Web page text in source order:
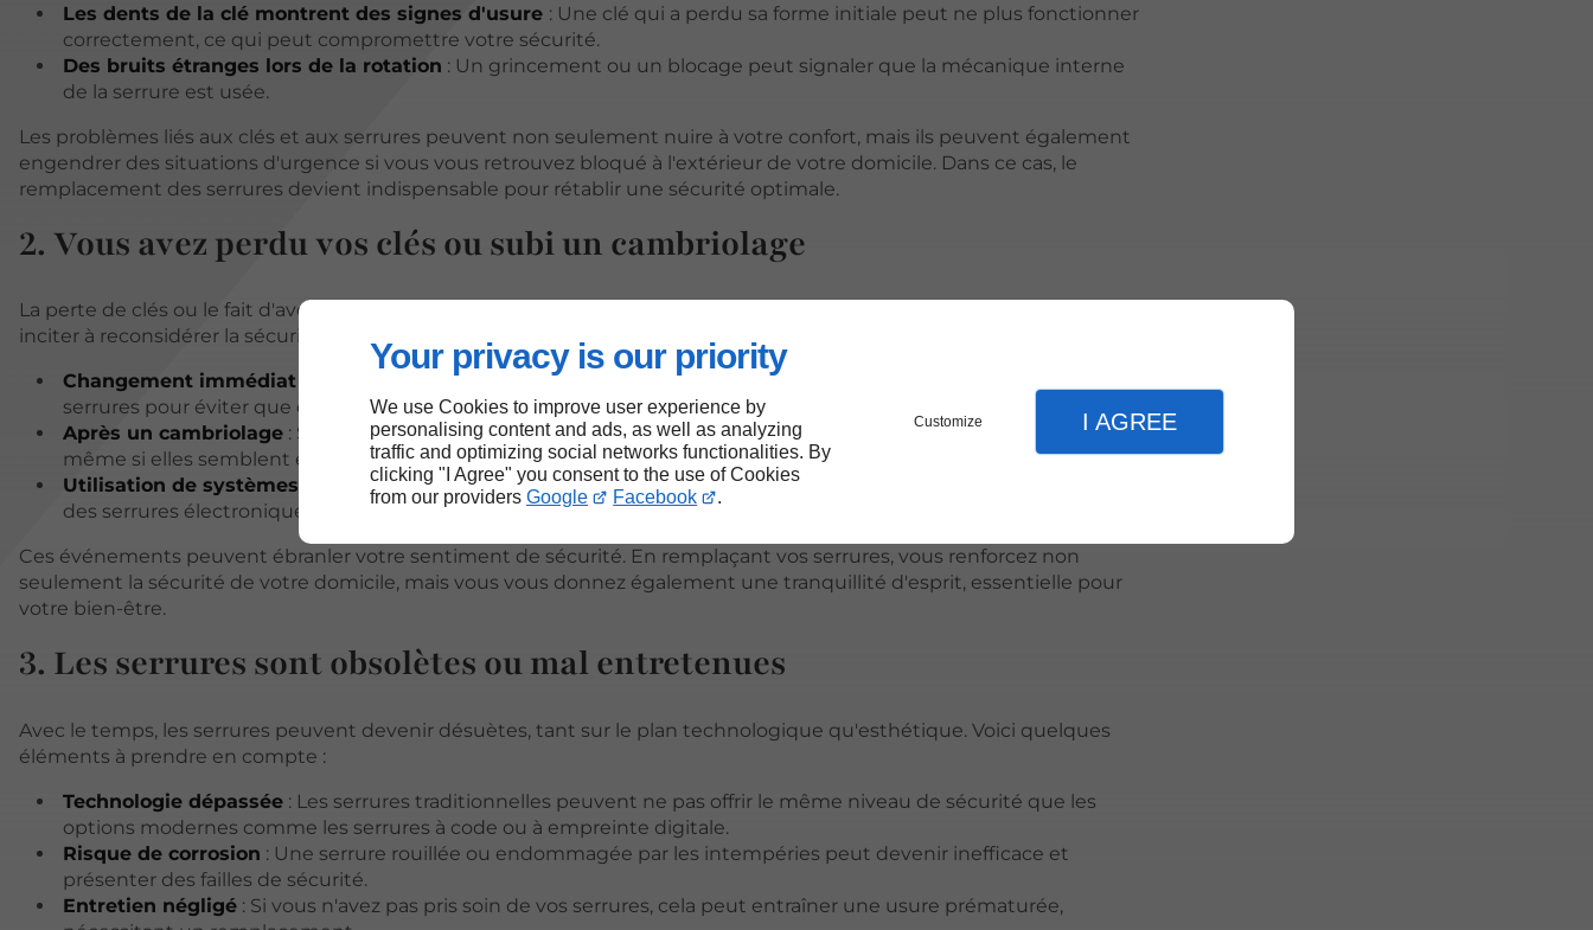
Your privacy is our priority
We use Cookies to improve user experience by
personalising content and ads, as well as analyzing
traffic and optimizing social networks functionalities. By
clicking "I Agree" you consent to the use of Cookies
from our providers Google Facebook .
Customize I AGREE
Les dents de la clé montrent des signes d'usure : Une clé qui a perdu sa forme initiale peut ne plus fonctionner
correctement, ce qui peut compromettre votre sécurité.
Des bruits étranges lors de la rotation : Un grincement ou un blocage peut signaler que la mécanique interne
de la serrure est usée.
Les problèmes liés aux clés et aux serrures peuvent non seulement nuire à votre confort, mais ils peuvent également
engendrer des situations d'urgence si vous vous retrouvez bloqué à l'extérieur de votre domicile. Dans ce cas, le
remplacement des serrures devient indispensable pour rétablir une sécurité optimale.
2. Vous avez perdu vos clés ou subi un cambriolage
La perte de clés ou le fait d'avoir été victime d'un cambriolage sont des événements traumatisants qui peuvent vous
inciter à reconsidérer la sécurité de votre domicile. Voici quelques points à évaluer dans ces situations :
Changement immédiat après une perte : Si vous perdez vos clés, il est fortement recommandé de changer les
serrures pour éviter que quelqu'un d'autre ne puisse accéder à votre maison.
Après un cambriolage : Si votre domicile a été cambriolé, il est essentiel de remplacer les serrures compromise,
même si elles semblent encore fonctionnelles.
Utilisation de systèmes de sécurité avancés : Après un incident, envisagez de moderniser votre sécurité avec
des serrures électroniques ou des systèmes de contrôle d'accès.
Ces événements peuvent ébranler votre sentiment de sécurité. En remplaçant vos serrures, vous renforcez non
seulement la sécurité de votre domicile, mais vous vous donnez également une tranquillité d'esprit, essentielle pour
votre bien-être.
3. Les serrures sont obsolètes ou mal entretenues
Avec le temps, les serrures peuvent devenir désuètes, tant sur le plan technologique qu'esthétique. Voici quelques
éléments à prendre en compte :
Technologie dépassée : Les serrures traditionnelles peuvent ne pas offrir le même niveau de sécurité que les
options modernes comme les serrures à code ou à empreinte digitale.
Risque de corrosion : Une serrure rouillée ou endommagée par les intempéries peut devenir inefficace et
présenter des failles de sécurité.
Entretien négligé : Si vous n'avez pas pris soin de vos serrures, cela peut entraîner une usure prématurée,